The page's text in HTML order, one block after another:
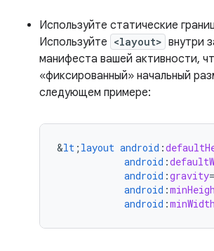
Используйте статические
Используйте <layout> внутри
манифеста вашей активности,
«фиксированный» начальный
следующем примере:
&lt ; layout android :
android :
android :gravity=
android :
android :minWidth